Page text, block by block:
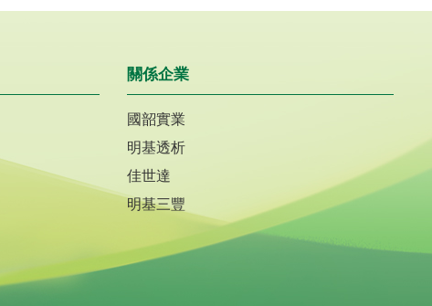
關係企業
國韶實業
明基透析
佳世達
明基三豐